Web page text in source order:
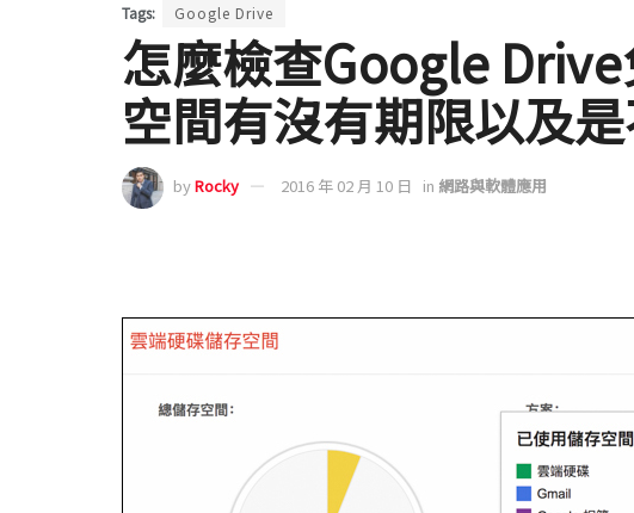
Tags: Google Drive
怎麼檢查Google
空間有沒有期限以及
byRocky 2016 年 02 月 10 日 in 網路與軟體應用